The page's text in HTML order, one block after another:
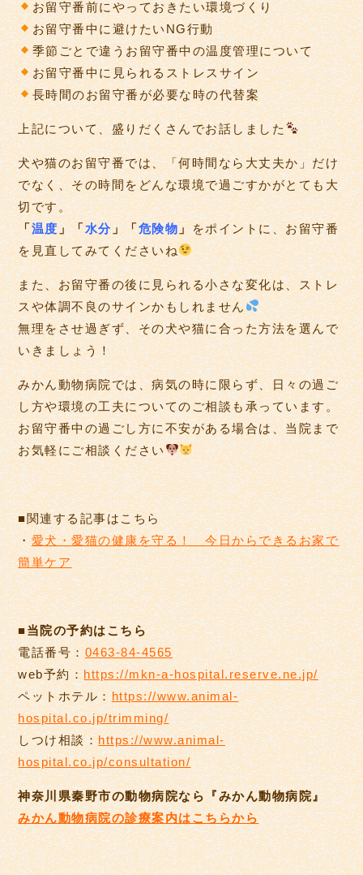
お留守番前にやっておきたい環境づくり
お留守番中に避けたいNG行動
季節ごとで違うお留守番中の温度管理について
お留守番中に見られるストレスサイン
長時間のお留守番が必要な時の代替案
上記について、盛りだくさんでお話しました
犬や猫のお留守番では、「何時間なら大丈夫か」だけ
でなく、その時間をどんな環境で過ごすかがとても大
切です。
「温度」「水分」「危険物」をポイントに、お留守番
を見直してみてくださいね
また、お留守番の後に見られる小さな変化は、ストレ
スや体調不良のサインかもしれません
無理をさせ過ぎず、その犬や猫に合った方法を選んで
いきましょう！
みかん動物病院では、病気の時に限らず、日々の過ご
し方や環境の工夫についてのご相談も承っています。
お留守番中の過ごし方に不安がある場合は、当院まで
お気軽にご相談ください
■関連する記事はこちら
・愛犬・愛猫の健康を守る！ 今日からできるお家で
簡単ケア
■当院の予約はこちら
電話番号：0463-84-4565
web予約：https://mkn-a-hospital.reserve.ne.jp/
ペットホテル：https://www.animal-
hospital.co.jp/trimming/
しつけ相談：https://www.animal-
hospital.co.jp/consultation/
神奈川県秦野市の動物病院なら『みかん動物病院』
みかん動物病院の診療案内はこちらから